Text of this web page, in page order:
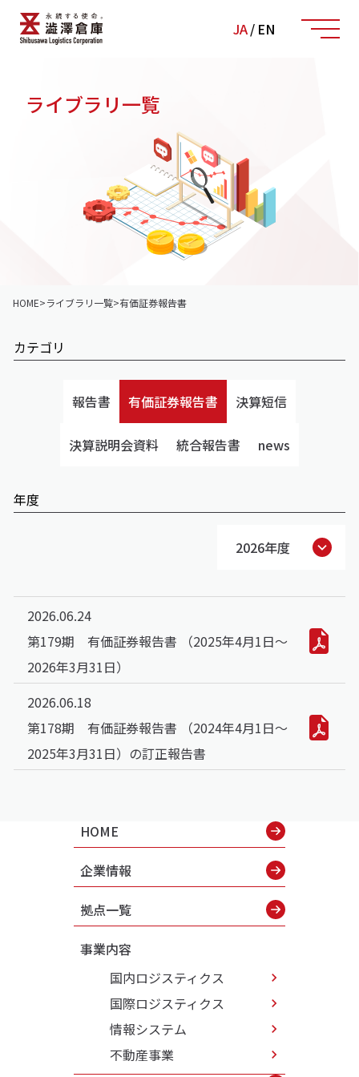
JA/ EN
ライブラリ一覧
HOME>ライブラリ一覧>有価証券報告書
カテゴリ
報告書 有価証券報告書 決算短信
決算説明会資料 統合報告書 news
年度
2026年度
2026.06.24
第179期 有価証券報告書 （2025年4月1日～
2026年3月31日）
2026.06.18
第178期 有価証券報告書 （2024年4月1日～
2025年3月31日）の訂正報告書
HOME
企業情報
拠点一覧
事業内容
国内ロジスティクス
国際ロジスティクス
情報システム
不動産事業